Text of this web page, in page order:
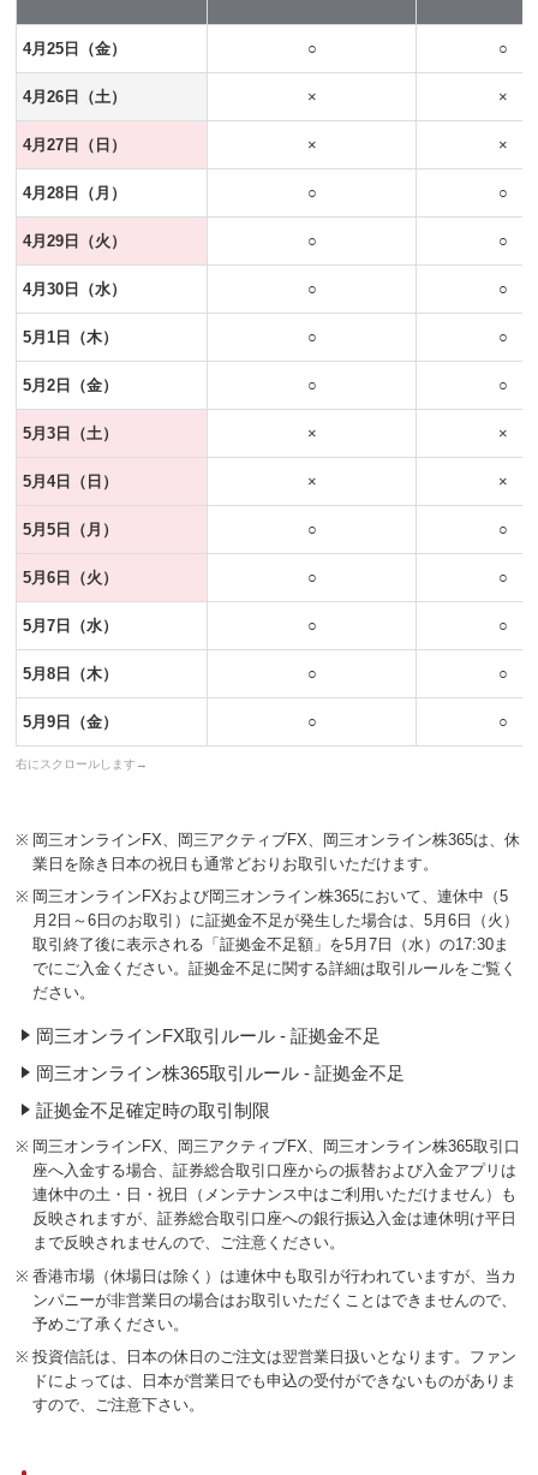
4月25日（金） ○ ○
4月26日（土） × ×
4月27日（日） × ×
4月28日（月） ○ ○
4月29日（火） ○ ○
4月30日（水） ○ ○
5月1日（木） ○ ○
5月2日（金） ○ ○
5月3日（土） × ×
5月4日（日） × ×
5月5日（月） ○ ○
5月6日（火） ○ ○
5月7日（水） ○ ○
5月8日（木） ○ ○
5月9日（金） ○ ○
※ 岡三オンラインFX、岡三アクティブFX、岡三オンライン株365は、休
業日を除き日本の祝日も通常どおりお取引いただけます。
※ 岡三オンラインFXおよび岡三オンライン株365において、連休中（5
月2日～6日のお取引）に証拠金不足が発生した場合は、5月6日（火）
取引終了後に表示される「証拠金不足額」を5月7日（水）の17:30ま
でにご入金ください。証拠金不足に関する詳細は取引ルールをご覧く
ださい。
岡三オンラインFX取引ルール - 証拠金不足
岡三オンライン株365取引ルール - 証拠金不足
証拠金不足確定時の取引制限
※ 岡三オンラインFX、岡三アクティブFX、岡三オンライン株365取引口
座へ入金する場合、証券総合取引口座からの振替および入金アプリは
連休中の土・日・祝日（メンテナンス中はご利用いただけません）も
反映されますが、証券総合取引口座への銀行振込入金は連休明け平日
まで反映されませんので、ご注意ください。
※ 香港市場（休場日は除く）は連休中も取引が行われていますが、当カ
ンパニーが非営業日の場合はお取引いただくことはできませんので、
予めご了承ください。
※ 投資信託は、日本の休日のご注文は翌営業日扱いとなります。ファン
ドによっては、日本が営業日でも申込の受付ができないものがありま
すので、ご注意下さい。